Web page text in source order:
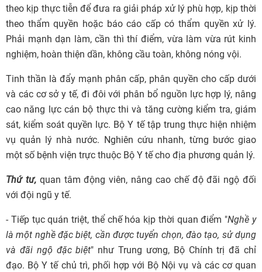
theo kịp thực tiễn để đưa ra giải pháp xử lý phù hợp, kịp thời
theo thẩm quyền hoặc báo cáo cấp có thẩm quyền xử lý.
Phải mạnh dạn làm, cần thì thí điểm, vừa làm vừa rút kinh
nghiệm, hoàn thiện dần, không cầu toàn, không nóng vội.
Tinh thần là đẩy mạnh phân cấp, phân quyền cho cấp dưới
và các cơ sở y tế, đi đôi với phân bổ nguồn lực hợp lý, nâng
cao năng lực cán bộ thực thi và tăng cường kiểm tra, giám
sát, kiểm soát quyền lực. Bộ Y tế tập trung thực hiện nhiệm
vụ quản lý nhà nước. Nghiên cứu nhanh, từng bước giao
một số bệnh viện trực thuộc Bộ Y tế cho địa phương quản lý.
Thứ tư, quan tâm động viên, nâng cao chế độ đãi ngộ đối
với đội ngũ y tế.
- Tiếp tục quán triệt, thể chế hóa kịp thời quan điểm "Nghề y
là một nghề đặc biệt, cần được tuyển chọn, đào tạo, sử dụng
và đãi ngộ đặc biệt" như Trung ương, Bộ Chính trị đã chỉ
đạo. Bộ Y tế chủ trì, phối hợp với Bộ Nội vụ và các cơ quan